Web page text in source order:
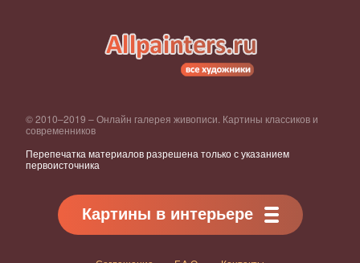
© 2010–2019 – Онлайн галерея живописи. Картины классиков и
современников
Перепечатка материалов разрешена только с указанием
первоисточника
Картины в интерьере